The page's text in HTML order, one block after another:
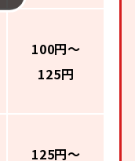
100円～
125円
125円～